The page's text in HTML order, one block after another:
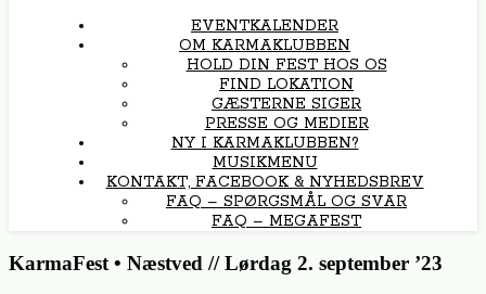
EVENTKALENDER
OM KARMAKLUBBEN
HOLD DIN FEST HOS OS
FIND LOKATION
GÆSTERNE SIGER
PRESSE OG MEDIER
NY I KARMAKLUBBEN?
MUSIKMENU
KONTAKT, FACEBOOK & NYHEDSBREV
FAQ – SPØRGSMÅL OG SVAR
FAQ – MEGAFEST
KarmaFest • Næstved // Lørdag 2. september ’23